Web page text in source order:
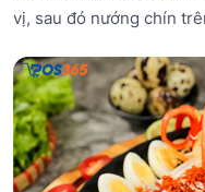
vị, sau đó nướng chín